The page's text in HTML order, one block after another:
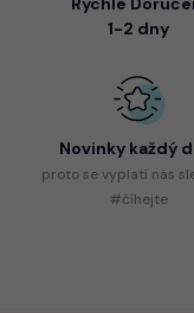
1-2 dny
Novinky každý
protose vyplatí nás
#číhejte